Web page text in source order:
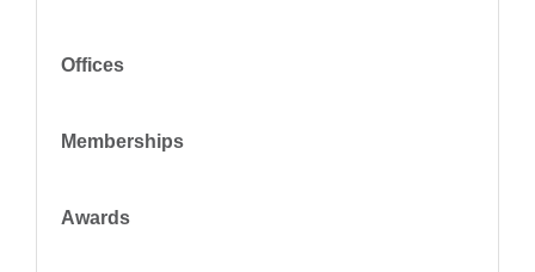
Offices
Memberships
Awards